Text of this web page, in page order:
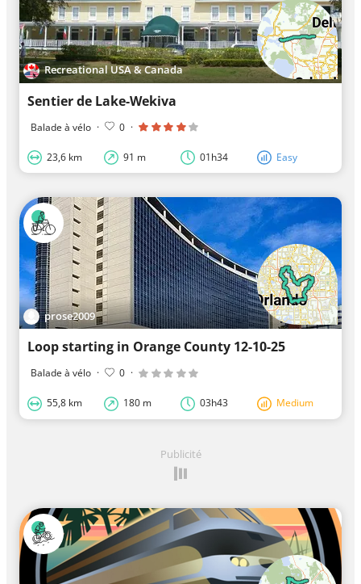
Recreational USA & Canada
Sentier de Lake-Wekiva
Balade à vélo · 0 ·
23,6 km 91 m 01h34 Easy
prose2009
Loop starting in Orange County 12-10-25
Balade à vélo · 0 ·
55,8 km 180 m 03h43 Medium
Publicité